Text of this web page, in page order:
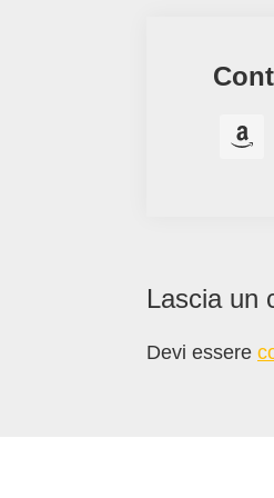
del
Lascia un
Devi essere